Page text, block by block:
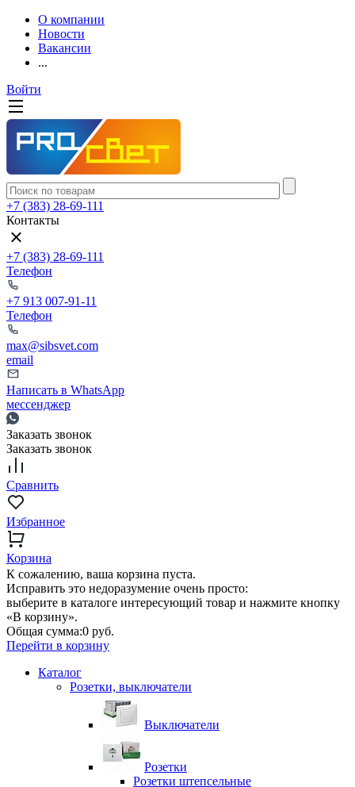
О компании
Новости
Вакансии
...
Войти
+7 (383) 28-69-111
Контакты
+7 (383) 28-69-111
Телефон
+7 913 007-91-11
Телефон
max@sibsvet.com
email
Написать в WhatsApp
мессенджер
Заказать звонок
Заказать звонок
Сравнить
Избранное
Корзина
К сожалению, ваша корзина пуста.
Исправить это недоразумение очень просто:
выберите в каталоге интересующий товар и нажмите кнопку
«В корзину».
Общая сумма:0 руб.
Перейти в корзину
Каталог
Розетки, выключатели
Выключатели
Розетки
Розетки штепсельные